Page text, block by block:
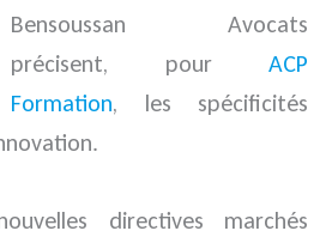
Bensoussan Avocats
précisent, pour ACP
Formation, les spécificités
directives marchés